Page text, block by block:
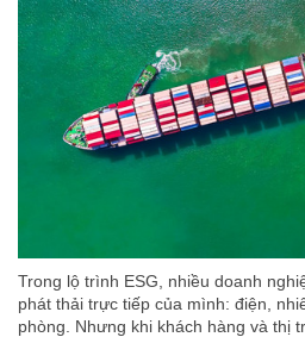
Trong lộ trình ESG, nhiều doanh
phát thải trực tiếp của mình: điện,
phòng. Nhưng khi khách hàng và thị